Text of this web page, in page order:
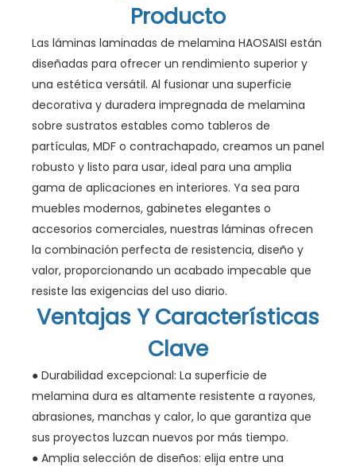
Producto
Las láminas laminadas de melamina HAOSAISI están
diseñadas para ofrecer un rendimiento superior y
una estética versátil. Al fusionar una superficie
decorativa y duradera impregnada de melamina
sobre sustratos estables como tableros de
partículas, MDF o contrachapado, creamos un panel
robusto y listo para usar, ideal para una amplia
gama de aplicaciones en interiores. Ya sea para
muebles modernos, gabinetes elegantes o
accesorios comerciales, nuestras láminas ofrecen
la combinación perfecta de resistencia, diseño y
valor, proporcionando un acabado impecable que
resiste las exigencias del uso diario.
Ventajas Y Características
Clave
● Durabilidad excepcional: La superficie de
melamina dura es altamente resistente a rayones,
abrasiones, manchas y calor, lo que garantiza que
sus proyectos luzcan nuevos por más tiempo.
● Amplia selección de diseños: elija entre una